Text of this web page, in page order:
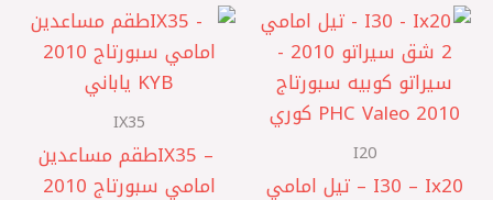
I20
I30 – Ix20‎ – تيل امامي
IX35
IX35 – ‎طقم مساعدين
امامي سبورتاج 2010